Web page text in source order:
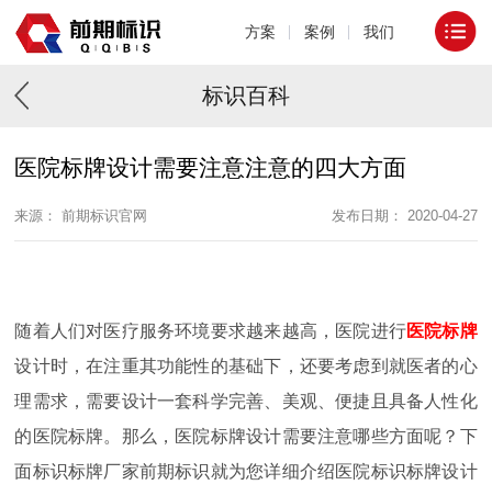
方案 案例 我们
标识百科
医院标牌设计需要注意注意的四大方面
来源： 前期标识官网 发布日期： 2020-04-27
随着人们对医疗服务环境要求越来越高，医院进行医院标牌
设计时，在注重其功能性的基础下，还要考虑到就医者的心
理需求，需要设计一套科学完善、美观、便捷且具备人性化
的医院标牌。那么，医院标牌设计需要注意哪些方面呢？下
面标识标牌厂家前期标识就为您详细介绍医院标识标牌设计